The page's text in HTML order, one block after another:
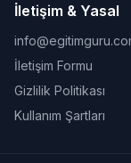
İletişim & Yasal
İletişim Formu
Gizlilik Politikası
Kullanım Şartları